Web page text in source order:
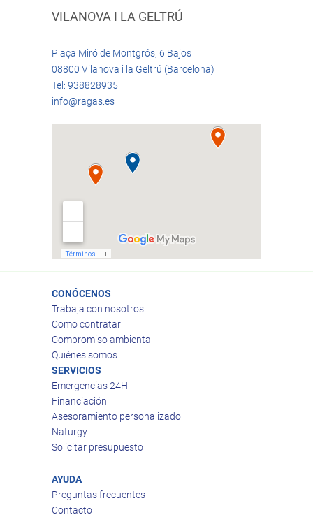
VILANOVA I LA GELTRÚ
Plaça Miró de Montgrós, 6 Bajos
08800 Vilanova i la Geltrú (Barcelona)
Tel: 938828935
info@ragas.es
CONÓCENOS
Trabaja con nosotros
Como contratar
Compromiso ambiental
Quiénes somos
SERVICIOS
Emergencias 24H
Financiación
Asesoramiento personalizado
Naturgy
Solicitar presupuesto
AYUDA
Preguntas frecuentes
Contacto